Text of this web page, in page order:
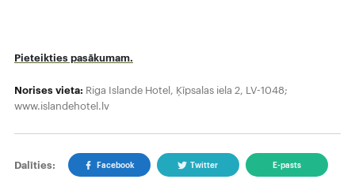
Pieteikties pasākumam.
Norises vieta: Riga Islande Hotel, Ķīpsalas iela 2, LV-1048;
www.islandehotel.lv
Dalīties: Facebook Twitter E-pasts